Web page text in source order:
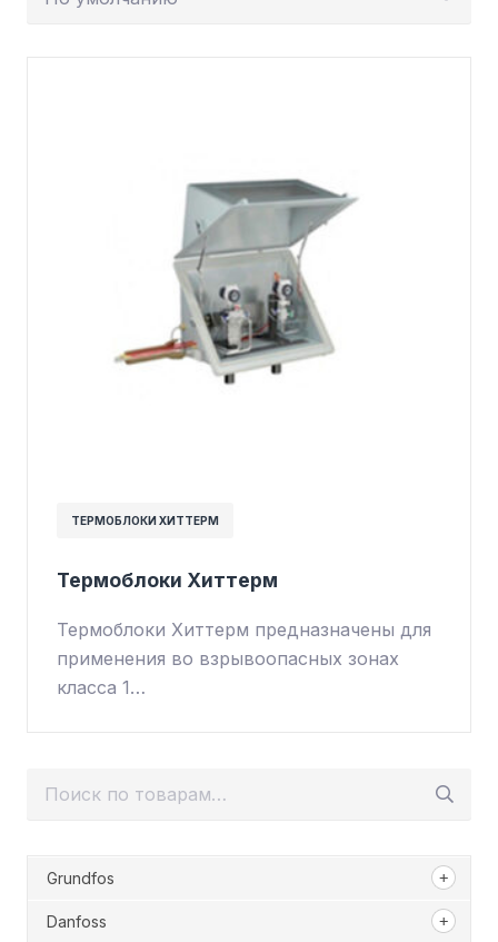
Искать:
Grundfos
Danfoss
ТЕРМОБЛОКИ ХИТТЕРМ
Термоблоки Хиттерм
Термоблоки Хиттерм предназначены для
применения во взрывоопасных зонах
класса 1…